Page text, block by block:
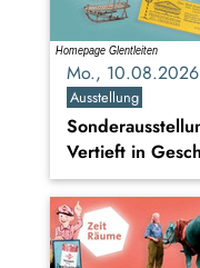
Mo.,
Ausstellung
Vertieft in